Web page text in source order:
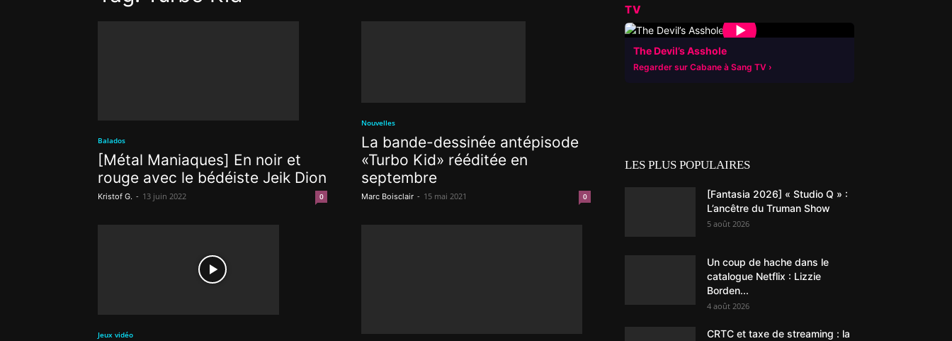
Balados
[Métal Maniaques] En noir et
rouge avec le bédéiste Jeik Dion
Kristof G. - 13 juin 2022 0
Nouvelles
La bande-dessinée antépisode
«Turbo Kid» rééditée en
septembre
Marc Boisclair - 15 mai 2021 0
Jeux vidéo
TV
▶
The Devil’s Asshole
Regarder sur Cabane à Sang TV
LES PLUS POPULAIRES
[Fantasia 2026] « Studio Q » :
L’ancêtre du Truman Show
5 août 2026
Un coup de hache dans le
catalogue Netflix : Lizzie
Borden...
4 août 2026
CRTC et taxe de streaming : la